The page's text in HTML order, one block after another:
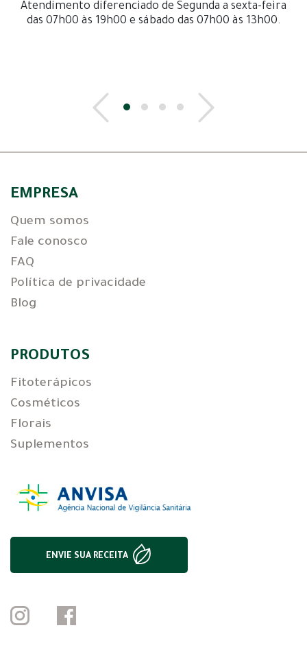
Atendimento diferenciado de Segunda a sexta-feira
das 07h00 às 19h00 e sábado das 07h00 às 13h00.
EMPRESA
Quem somos
Fale conosco
FAQ
Política de privacidade
Blog
PRODUTOS
Fitoterápicos
Cosméticos
Florais
Suplementos
ENVIE SUA RECEITA